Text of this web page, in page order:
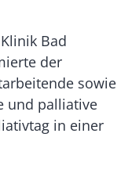
Bad
der
sowie
und palliative
in einer